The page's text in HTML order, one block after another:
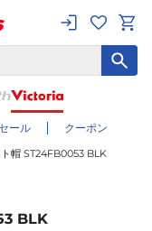
ール クーポン
帽 ST24FB0053 BLK
BLK